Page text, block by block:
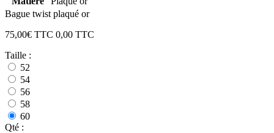
Bague twist plaqué or
75,00€ TTC 0,00 TTC
Taille :
52
54
56
58
60
Qté :